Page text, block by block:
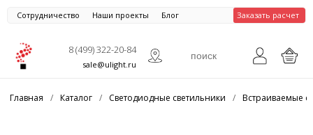
Сотрудничество Наши проекты Блог Заказать расчет
8 (499) 322-20-84
sale@ulight.ru
Главная / Каталог / Светодиодные светильники / Встраиваемые